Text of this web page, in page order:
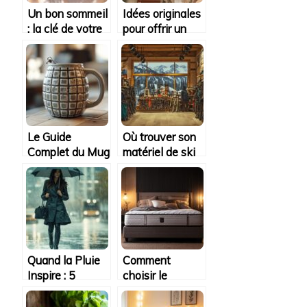
Un bon sommeil
: la clé de votre
bien-être
physique et
mental
Idées originales
pour offrir un
cadeau
personnalisé
idéal pour
toutes les
occasions
Le Guide
Complet du Mug
Original
Grenade : Entre
Style et
Fonctionnalité
Où trouver son
matériel de ski
occasion
Rossignol :
conseils
d’experts pour
faire les bonnes
affaires
Quand la Pluie
Inspire : 5
Recettes
Comment
choisir le
meilleur matelas